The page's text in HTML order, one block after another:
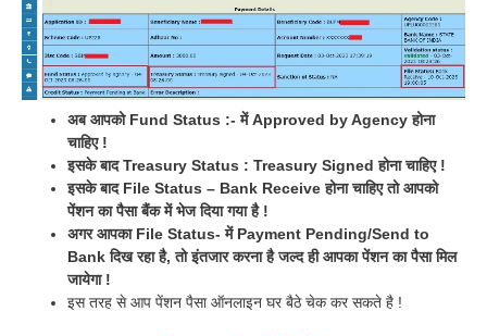
अब आपको Fund Status :- में Approved by Agency होना
चाहिए !
इसके बाद Treasury Status : Treasury Signed होना चाहिए !
इसके बाद File Status – Bank Receive होना चाहिए तो आपको
पेंशन का पैसा बैंक में भेज दिया गया है !
अगर आपका File Status- में Payment Pending/Send to
Bank दिख रहा है, तो इंतजार करना है जल्द ही आपका पेंशन का पैसा मिल
जायेगा !
इस तरह से आप पेंशन पैसा ऑनलाइन घर बैठे चेक कर सकते है !